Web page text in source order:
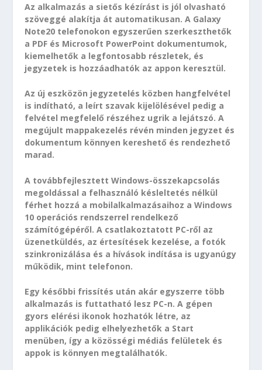
Az alkalmazás a sietős kézírást is jól olvasható
szöveggé alakítja át automatikusan. A Galaxy
Note20 telefonokon egyszerűen szerkeszthetők
a PDF és Microsoft PowerPoint dokumentumok,
kiemelhetők a legfontosabb részletek, és
jegyzetek is hozzáadhatók az appon keresztül.
Az új eszközön jegyzetelés közben hangfelvétel
is indítható, a leírt szavak kijelölésével pedig a
felvétel megfelelő részéhez ugrik a lejátszó. A
megújult mappakezelés révén minden jegyzet és
dokumentum könnyen kereshető és rendezhető
marad.
A továbbfejlesztett Windows-összekapcsolás
megoldással a felhasználó késleltetés nélkül
férhet hozzá a mobilalkalmazásaihoz a Windows
10 operációs rendszerrel rendelkező
számítógépéről. A csatlakoztatott PC-ről az
üzenetküldés, az értesítések kezelése, a fotók
szinkronizálása és a hívások indítása is ugyanúgy
működik, mint telefonon.
Egy későbbi frissítés után akár egyszerre több
alkalmazás is futtatható lesz PC-n. A gépen
gyors elérési ikonok hozhatók létre, az
applikációk pedig elhelyezhetők a Start
menüben, így a közösségi médiás felületek és
appok is könnyen megtalálhatók.